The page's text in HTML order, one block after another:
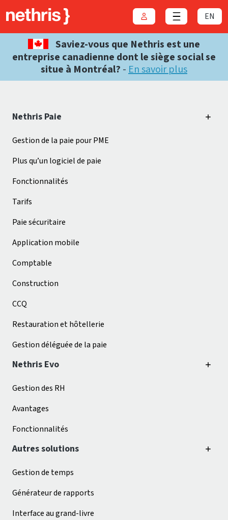
ConnexionClose menu
EN
Saviez-vous que Nethris est une
entreprise canadienne dont le siège social se
situe à Montréal? -En savoir plus
Nethris Paie
Gestion de la paie pour PME
Plus qu’un logiciel de paie
Fonctionnalités
Tarifs
Paie sécuritaire
Application mobile
Comptable
Construction
CCQ
Restauration et hôtellerie
Gestion déléguée de la paie
Nethris Evo
Gestion des RH
Avantages
Fonctionnalités
Autres solutions
Gestion de temps
Générateur de rapports
Interface au grand-livre